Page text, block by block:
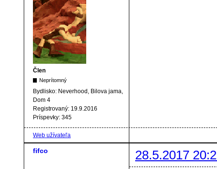
Člen
Neprítomný
Bydlisko: Neverhood, Bilova jama,
Dom 4
Registrovaný: 19.9.2016
Príspevky: 345
Web užívateľa
fifco 28.5.2017